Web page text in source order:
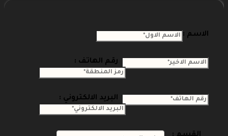
الاسم :
رقم الهاتف :
البريد الالكتروني :